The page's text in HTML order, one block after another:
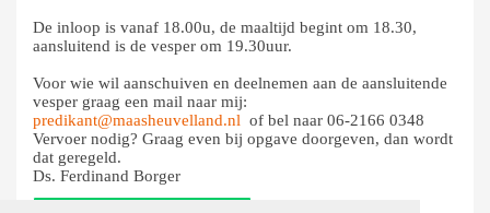
De inloop is vanaf 18.00u, de maaltijd begint om 18.30,
aansluitend is de vesper om 19.30uur.
Voor wie wil aanschuiven en deelnemen aan de aansluitende
vesper graag een mail naar mij:
predikant@maasheuvelland.nl of bel naar 06-2166 0348
Vervoer nodig? Graag even bij opgave doorgeven, dan wordt
dat geregeld.
Ds. Ferdinand Borger